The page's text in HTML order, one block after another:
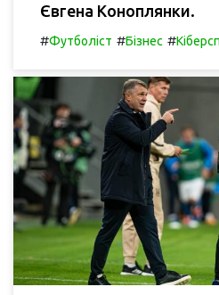
Євгена Коноплянки.
#Футболіст #Бізнес #